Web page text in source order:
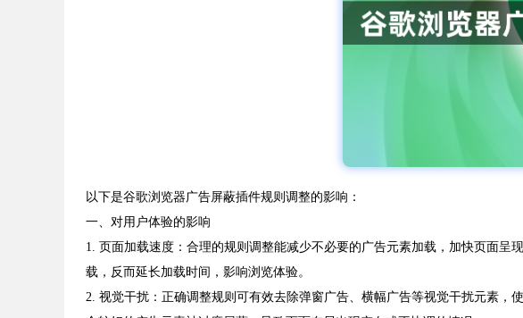
以下是谷歌浏览器广告屏蔽插件规则调整的影响：
一、对用户体验的影响
1. 页面加载速度：合理的规则调整能减少不必要的广告元素加载，加快页面
载，反而延长加载时间，影响浏览体验。
2. 视觉干扰：正确调整规则可有效去除弹窗广告、横幅广告等视觉干扰元素